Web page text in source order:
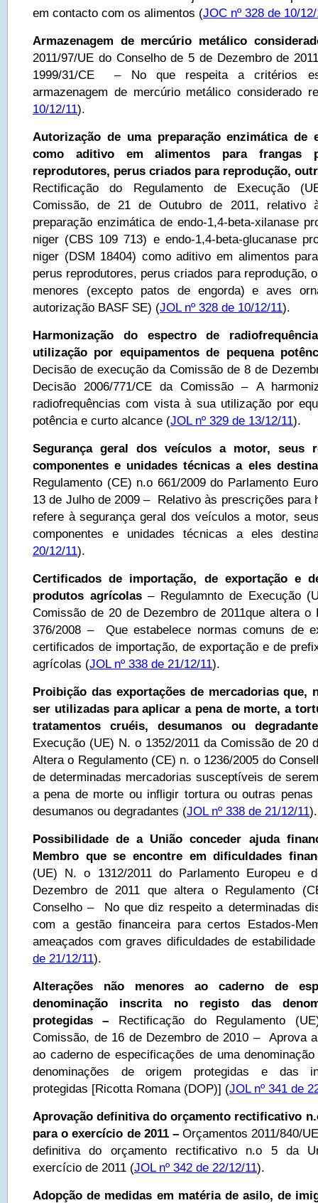
em contacto com os alimentos (JOC nº 328 de 10/
Armazenagem de mercúrio metálico
2011/97/UE do Conselho de 5 de Dezembro de
1999/31/CE – No que respeita a critérios
armazenagem de mercúrio metálico considerado
10/12/11).
Autorização de uma preparação enzimática de
como aditivo em alimentos para frangas
reprodutores, perus criados para reprodução,
Rectificação do Regulamento de Execução
Comissão, de 21 de Outubro de 2011, relativo
preparação enzimática de endo-1,4-beta-xilanase
niger (CBS 109 713) e endo-1,4-beta-glucanase
niger (DSM 18404) como aditivo em alimentos
perus reprodutores, perus criados para reprodução,
menores (excepto patos de engorda) e aves
autorização BASF SE) (JOL nº 328 de 10/12/11).
Harmonização do espectro de
utilização por equipamentos de pequena
Decisão de execução da Comissão de 8 de
Decisão 2006/771/CE da Comissão – A
radiofrequências com vista à sua utilização por
potência e curto alcance (JOL nº 329 de 13/12/11).
Segurança geral dos veículos a motor, seus
componentes e unidades técnicas a eles
Regulamento (CE) n.o 661/2009 do Parlamento
13 de Julho de 2009 – Relativo às prescrições para
refere à segurança geral dos veículos a motor,
componentes e unidades técnicas a eles
20/12/11).
Certificados de importação, de exportação e
produtos agrícolas– Regulamnto de Execução
Comissão de 20 de Dezembro de 2011que altera o
376/2008 – Que estabelece normas comuns de
certificados de importação, de exportação e de
agrícolas (JOL nº 338 de 21/12/11).
Proibição das exportações de mercadorias que,
ser utilizadas para aplicar a pena de morte, a
tratamentos cruéis, desumanos ou
Execução (UE) N. o 1352/2011 da Comissão de 20
Altera o Regulamento (CE) n. o 1236/2005 do
de determinadas mercadorias susceptíveis de
a pena de morte ou infligir tortura ou outras penas
desumanos ou degradantes (JOL nº 338 de 21/12/11).
Possibilidade de a União conceder ajuda
Membro que se encontre em dificuldades
(UE) N. o 1312/2011 do Parlamento Europeu e
Dezembro de 2011 que altera o Regulamento
Conselho – No que diz respeito a determinadas
com a gestão financeira para certos Estados-
ameaçados com graves dificuldades de
de 21/12/11).
Alterações não menores ao caderno de
denominação inscrita no registo das
protegidas – Rectificação do Regulamento
Comissão, de 16 de Dezembro de 2010 – Aprova
ao caderno de especificações de uma
denominações de origem protegidas e das
protegidas [Ricotta Romana (DOP)] (JOL nº 341 de
Aprovação definitiva do orçamento rectificativo
para o exercício de 2011 –Orçamentos 2011/840/
definitiva do orçamento rectificativo n.o 5 da
exercício de 2011 (JOL nº 342 de 22/12/11).
Adopção de medidas em matéria de asilo, de